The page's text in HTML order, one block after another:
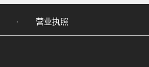
· 营业执照